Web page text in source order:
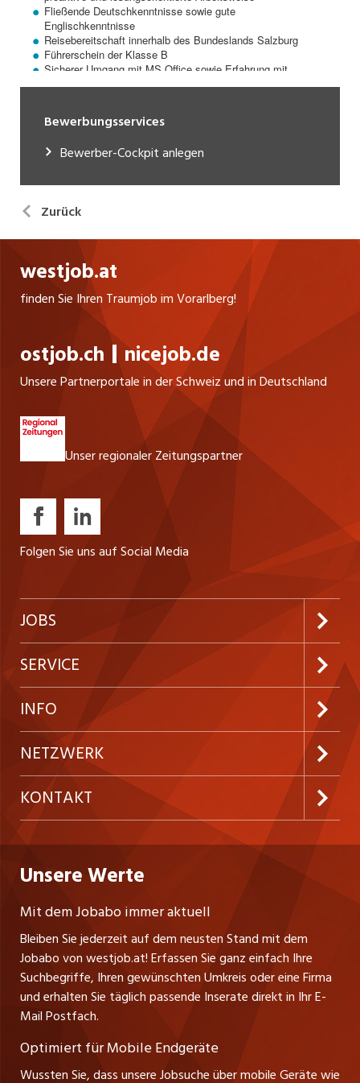
Bewerbungsservices
Bewerber-Cockpit anlegen
Zurück
westjob.at
finden Sie Ihren Traumjob im Vorarlberg!
ostjob.ch nicejob.de
Unsere Partnerportale in der Schweiz und in Deutschland
Unser regionaler Zeitungspartner
Folgen Sie uns auf Social Media
JOBS
Jobabo abonnieren
Neue Stellen
Festanstellungen
Temporäre Jobs
Praktika
Lehrstellen
Führungspositionen
Management / Kader-Jobs
SERVICE
Kundenlogin
Inserieren
Firmen
Personalvermittler
INFO
Preise und Leistungen
AGB
Datenschutzerklärung
Impressum
NETZWERK
ostjob.ch
jobzüri.ch
jobmittelland.ch
jobbern.ch
jobbasel.ch
zentraljob.ch
myjob.ch
KONTAKT
Gutenbergstrasse 1
A-6858 Schwarzach
Stefan Spötl
Tel. +43 664 39 47 47 7
Leiter westjob.at
Andrea Graf
Tel. +43 664 20 30 02 1
Verkauf und Beratung
Unsere Werte
Mit dem Jobabo immer aktuell
Bleiben Sie jederzeit auf dem neusten Stand mit dem
Jobabo von westjob.at! Erfassen Sie ganz einfach Ihre
Suchbegriffe, Ihren gewünschten Umkreis oder eine Firma
und erhalten Sie täglich passende Inserate direkt in Ihr E-
Mail Postfach.
Optimiert für Mobile Endgeräte
Wussten Sie, dass unsere Jobsuche über mobile Geräte wie